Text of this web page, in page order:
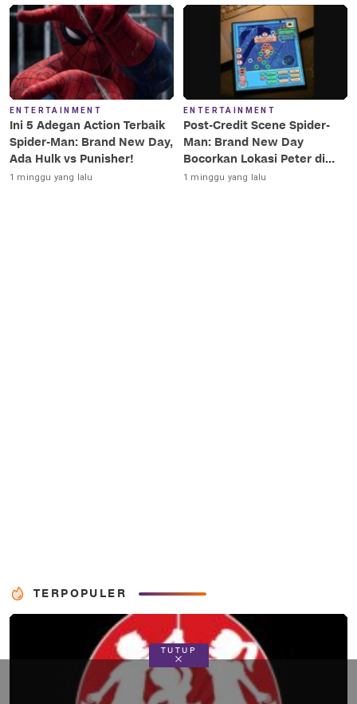
ENTERTAINMENT
Ini 5 Adegan Action Terbaik
Spider-Man: Brand New Day,
Ada Hulk vs Punisher!
1 minggu yang lalu
ENTERTAINMENT
Post-Credit Scene Spider-
Man: Brand New Day
Bocorkan Lokasi Peter di
Luar Angkasa!
1 minggu yang lalu
TERPOPULER
TUTUP